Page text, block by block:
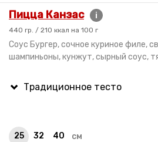
Пицца Канзас i
440 гр. / 210 ккал на 100 г
Cоус Бургер, сочное куриное филе,
шампиньоны, кунжут, сырный соус,
25 32 40 см